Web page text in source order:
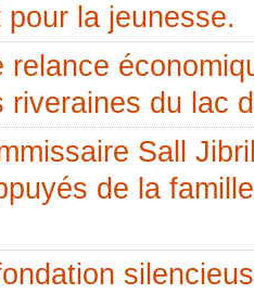
la jeunesse.
relance
riveraines du lac
Sall
de la